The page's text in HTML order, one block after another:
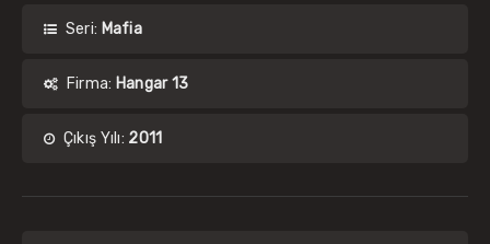
Seri: Mafia
Firma: Hangar 13
Çıkış Yılı: 2011